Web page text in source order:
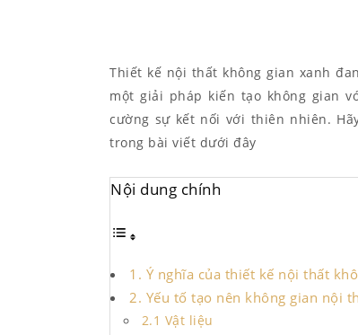
Thiết kế nội thất không gian xanh
một giải pháp kiến tạo không gian
cường sự kết nối với thiên nhiên.
trong bài viết dưới đây
Nội dung chính
1. Ý nghĩa của thiết kế nội thất
2. Yếu tố tạo nên không gian nội
2.1 Vật liệu